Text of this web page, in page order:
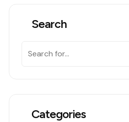
Search
Categories